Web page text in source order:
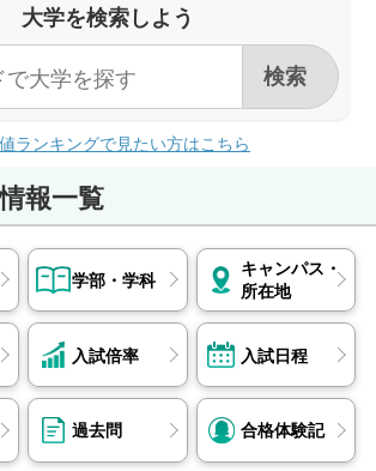
大学を検索しよう
ランキングで見たい方はこちら
報一覧
学部・学科
キャンパス・
所在地
入試倍率 入試日程
過去問 合格体験記